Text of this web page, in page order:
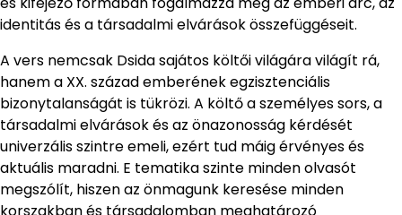
identitás és a társadalmi elvárások összefüggéseit.
A vers nemcsak Dsida sajátos költői világára világít rá,
hanem a XX. század emberének egzisztenciális
bizonytalanságát is tükrözi. A költő a személyes sors, a
társadalmi elvárások és az önazonosság kérdését
univerzális szintre emeli, ezért tud máig érvényes és
aktuális maradni. E tematika szinte minden olvasót
megszólít, hiszen az önmagunk keresése minden
korszakban és társadalomban meghatározó